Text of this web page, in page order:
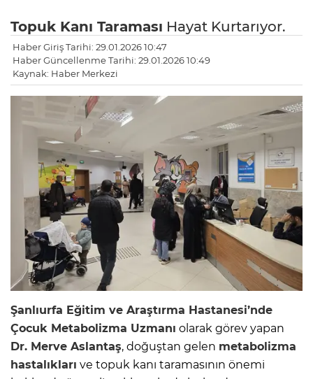
Topuk Kanı Taraması Hayat Kurtarıyor.
Haber Giriş Tarihi: 29.01.2026 10:47
Haber Güncellenme Tarihi: 29.01.2026 10:49
Kaynak: Haber Merkezi
Şanlıurfa Eğitim ve Araştırma Hastanesi’nde
Çocuk Metabolizma Uzmanı olarak görev yapan
Dr. Merve Aslantaş, doğuştan gelen metabolizma
hastalıkları ve topuk kanı taramasının önemi